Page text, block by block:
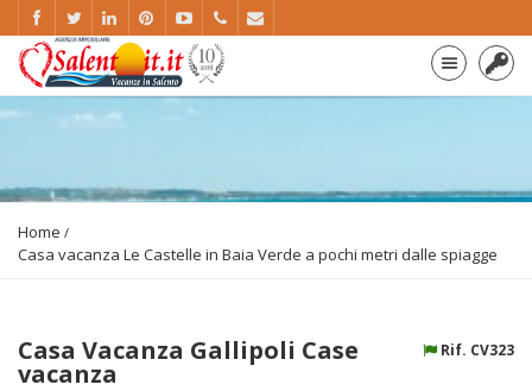
Home
Casa vacanza Le Castelle in Baia Verde a pochi metri dalle spiagge
Rif. CV323
Casa Vacanza Gallipoli Case
vacanza